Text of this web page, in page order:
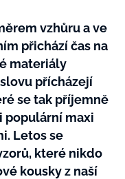
vzhůru a ve
přichází čas na
materiály
přícházejí
se tak příjemně
populární maxi
Letos se
které nikdo
kousky z naší